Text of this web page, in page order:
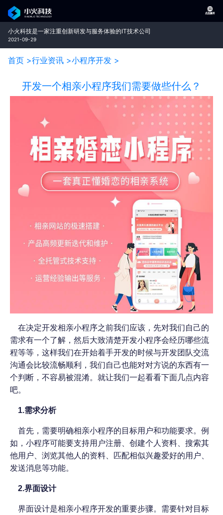
小火科技是一家注重创新研发与服务体验的IT技术公司
2021-09-29
首页 >行业资讯 >小程序开发 >
开发一个相亲小程序我们需要做些什么？
在决定开发相亲小程序之前我们应该，先对我们自己的
需求有一个了解，然后大致清楚开发小程序会经历哪些流
程等等，这样我们在开始着手开发的时候与开发团队交流
沟通会比较流畅顺利，我们自己也能对对方说的东西有一
个判断，不容易被混淆。就让我们一起看看下面几点内容
吧。
1.需求分析
首先，需要明确相亲小程序的目标用户和功能要求。例
如，小程序可能要支持用户注册、创建个人资料、搜索其
他用户、浏览其他人的资料、匹配相似兴趣爱好的用户、
发送消息等功能。
2.界面设计
界面设计是相亲小程序开发的重要步骤。需要针对目标